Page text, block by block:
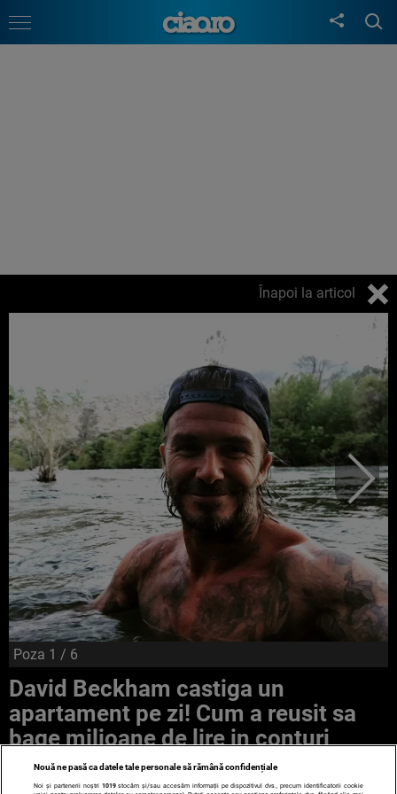
Înapoi la articol
Poza 1 / 6
David Beckham castiga un
apartament pe zi! Cum a reusit sa
bage milioane de lire in conturi
Nouă ne pasă ca datele tale personale să rămână confidențiale
Noi și partenerii noștri 1019stocăm și/sau accesăm informații pe dispozitivul dvs., precum identificatorii cookie